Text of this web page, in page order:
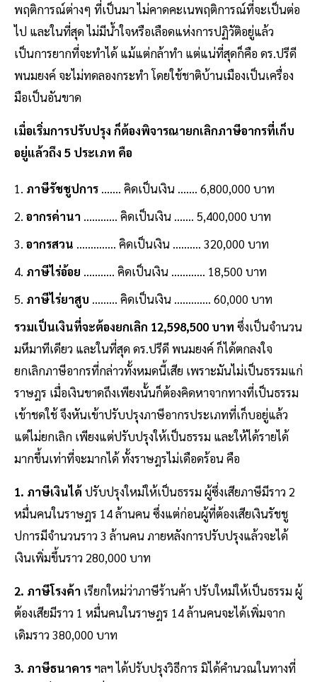
พฤติการณ์ต่างๆ ที่เป็นมา ไม่คาดคะเนพฤติการณ์ที่จะเป็นต่อ
ไป และในที่สุด ไม่มีน้ำใจหรือเลือดแห่งการปฏิวัติอยู่แล้ว
เป็นการยากที่จะทำได้ แม้แต่กล้าทำ แต่แน่ที่สุดก็คือ ดร.ปรีดี
พนมยงค์ จะไม่ทดลองกระทำ โดยใช้ชาติบ้านเมืองเป็นเครื่อง
มือเป็นอันขาด
เมื่อเริ่มการปรับปรุง ก็ต้องพิจารณายกเลิกภาษีอากรที่เก็บ
อยู่แล้วถึง 5 ประเภท คือ
ภาษีรัชชูปการ....... คิดเป็นเงิน ....... 6,800,000 บาท
อากรค่านา ............ คิดเป็นเงิน ....... 5,400,000 บาท
อากรสวน .............. คิดเป็นเงิน .......... 320,000 บาท
ภาษีไร่อ้อย ........... คิดเป็นเงิน ............ 18,500 บาท
ภาษีไร่ยาสูบ ......... คิดเป็นเงิน ............. 60,000 บาท
รวมเป็นเงินที่จะต้องยกเลิก 12,598,500 บาท ซึ่งเป็นจำนวน
มหึมาทีเดียว และในที่สุด ดร.ปรีดี พนมยงค์ ก็ได้ตกลงใจ
ยกเลิกภาษีอากรที่กล่าวทั้งหมดนี้เสีย เพราะมันไม่เป็นธรรมแก่
ราษฎร เมื่อเงินขาดถึงเพียงนั้นก็ต้องคิดหาจากทางที่เป็นธรรม
เข้าชดใช้ จึงหันเข้าปรับปรุงภาษีอากรประเภทที่เก็บอยู่แล้ว
แต่ไม่ยกเลิก เพียงแต่ปรับปรุงให้เป็นธรรม และให้ได้รายได้
มากขึ้นเท่าที่จะมากได้ ทั้งราษฎรไม่เดือดร้อน คือ
1. ภาษีเงินได้ ปรับปรุงใหม่ให้เป็นธรรม ผู้ซึ่งเสียภาษีมีราว 2
หมื่นคนในราษฎร 14 ล้านคน ซึ่งแต่ก่อนผู้ที่ต้องเสียเงินรัชชู
ปการมีจำนวนราว 3 ล้านคน ภายหลังการปรับปรุงแล้วจะได้
เงินเพิ่มขึ้นราว 280,000 บาท
2. ภาษีโรงค้า เรียกใหม่ว่าภาษีร้านค้า ปรับใหม่ให้เป็นธรรม ผู้
ต้องเสียมีราว 1 หมื่นคนในราษฎร 14 ล้านคนจะได้เพิ่มจาก
เดิมราว 380,000 บาท
3. ภาษีธนาคารฯลฯ ได้ปรับปรุงวิธีการ มิได้คำนวณในทางที่